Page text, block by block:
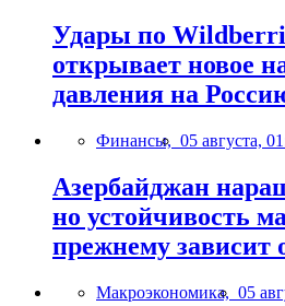
Удары по
открывает новое
давления на
Финансы, 05 августа,
Азербайджан
но устойчивость
прежнему зависит
Макроэкономика, 05